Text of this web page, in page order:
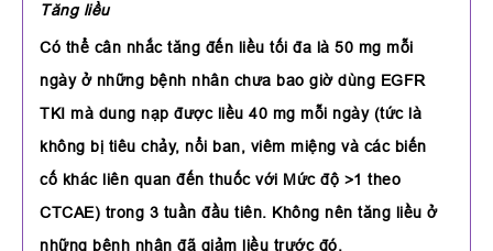
Tăng liều
Có thể cân nhắc tăng đến liều tối đa là 50 mg mỗi
ngày ở những bệnh nhân chưa bao giờ dùng EGFR
TKI mà dung nạp được liều 40 mg mỗi ngày (tức là
không bị tiêu chảy, nổi ban, viêm miệng và các biến
cố khác liên quan đến thuốc với Mức độ >1 theo
CTCAE) trong 3 tuần đầu tiên. Không nên tăng liều ở
những bệnh nhân đã giảm liều trước đó.